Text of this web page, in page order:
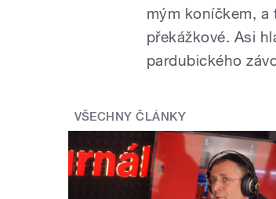
mým koníčkem, a
překážkové. Asi
pardubického
VŠECHNY ČLÁNKY